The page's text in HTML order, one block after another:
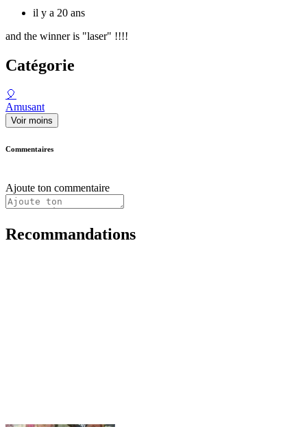
il y a 20 ans
and the winner is "laser" !!!!
Catégorie
🎈
Amusant
Voir moins
Commentaires
Ajoute ton commentaire
Recommandations